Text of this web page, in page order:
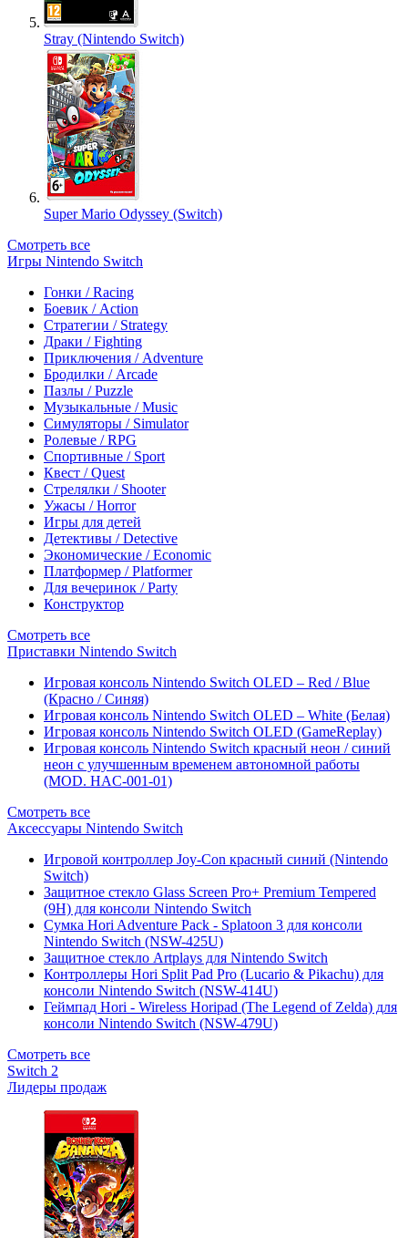
Stray (Nintendo Switch)
Super Mario Odyssey (Switch)
Смотреть все
Игры Nintendo Switch
Гонки / Racing
Боевик / Action
Стратегии / Strategy
Драки / Fighting
Приключения / Adventure
Бродилки / Arcade
Пазлы / Puzzle
Музыкальные / Music
Симуляторы / Simulator
Ролевые / RPG
Спортивные / Sport
Квест / Quest
Стрелялки / Shooter
Ужасы / Horror
Игры для детей
Детективы / Detective
Экономические / Economic
Платформер / Platformer
Для вечеринок / Party
Конструктор
Смотреть все
Приставки Nintendo Switch
Игровая консоль Nintendo Switch OLED – Red / Blue
(Красно / Синяя)
Игровая консоль Nintendo Switch OLED – White (Белая)
Игровая консоль Nintendo Switch OLED (GameReplay)
Игровая консоль Nintendo Switch красный неон / синий
неон с улучшенным временем автономной работы
(MOD. HAC-001-01)
Смотреть все
Аксессуары Nintendo Switch
Игровой контроллер Joy-Con красный синий (Nintendo
Switch)
Защитное стекло Glass Screen Pro+ Premium Tempered
(9H) для консоли Nintendo Switch
Сумка Hori Adventure Pack - Splatoon 3 для консоли
Nintendo Switch (NSW-425U)
Защитное стекло Artplays для Nintendo Switch
Контроллеры Hori Split Pad Pro (Lucario & Pikachu) для
консоли Nintendo Switch (NSW-414U)
Геймпад Hori - Wireless Horipad (The Legend of Zelda) для
консоли Nintendo Switch (NSW-479U)
Смотреть все
Switch 2
Лидеры продаж